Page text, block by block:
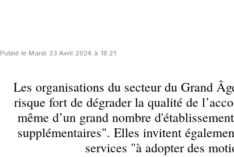
Publié le Mardi 23 Avril 2024 à 18:21
Les organisations du secteur du Grand
risque fort de dégrader la qualité de
même d’un grand nombre
supplémentaires". Elles invitent
services "à adopter des